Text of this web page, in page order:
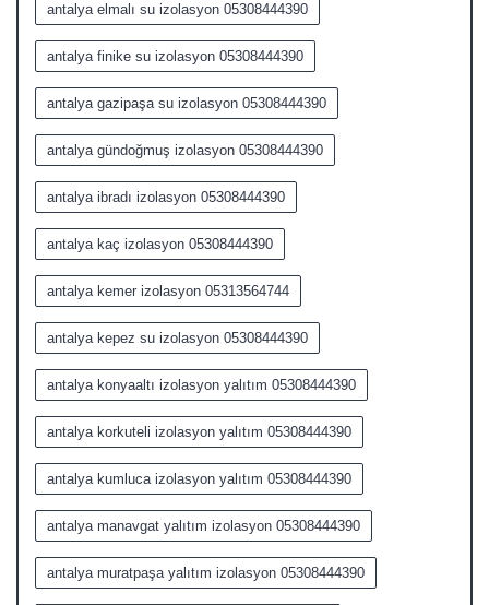
antalya elmalı su izolasyon 05308444390
antalya finike su izolasyon 05308444390
antalya gazipaşa su izolasyon 05308444390
antalya gündoğmuş izolasyon 05308444390
antalya ibradı izolasyon 05308444390
antalya kaç izolasyon 05308444390
antalya kemer izolasyon 05313564744
antalya kepez su izolasyon 05308444390
antalya konyaaltı izolasyon yalıtım 05308444390
antalya korkuteli izolasyon yalıtım 05308444390
antalya kumluca izolasyon yalıtım 05308444390
antalya manavgat yalıtım izolasyon 05308444390
antalya muratpaşa yalıtım izolasyon 05308444390